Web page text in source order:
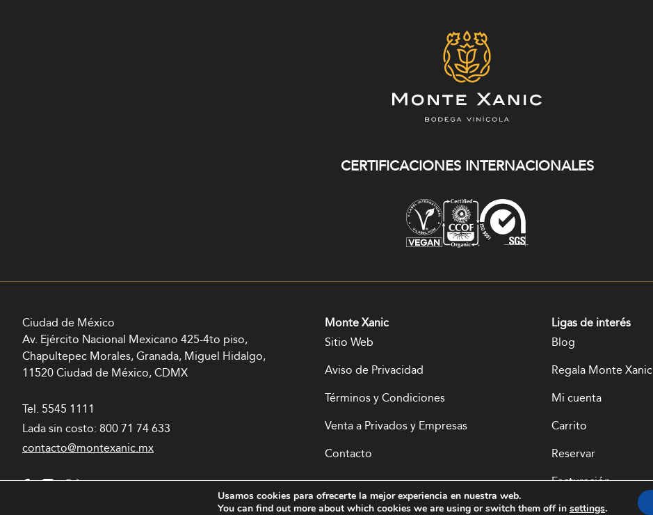
CERTIFICACIONES INTERNACIONALES
Ciudad de México
Av. Ejército Nacional Mexicano 425-4to piso,
Chapultepec Morales, Granada, Miguel Hidalgo,
11520 Ciudad de México, CDMX
Tel. 5545 1111
Lada sin costo: 800 71 74 633
contacto@montexanic.mx
Monte Xanic
Sitio Web
Aviso de Privacidad
Términos y Condiciones
Venta a Privados y Empresas
Contacto
Ligas de interés
Blog
Regala Monte Xanic
Mi cuenta
Carrito
Reservar
Facturación
Usamos cookies para ofrecerte la mejor experiencia en nuestra web.
You can find out more about which cookies we are using or switch them off in settings.